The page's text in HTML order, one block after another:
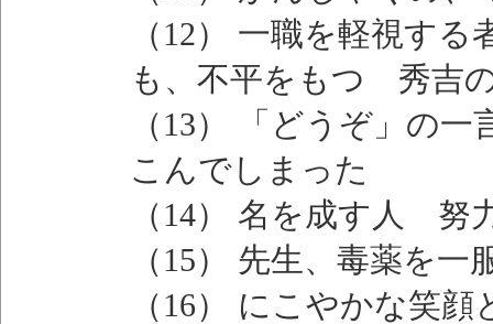
（12） 一職を軽視す
も、不平をもつ 秀吉
（13） 「どうぞ」の
こんでしまった
（14） 名を成す人 努
（15） 先生、毒薬を
（16） にこやかな笑